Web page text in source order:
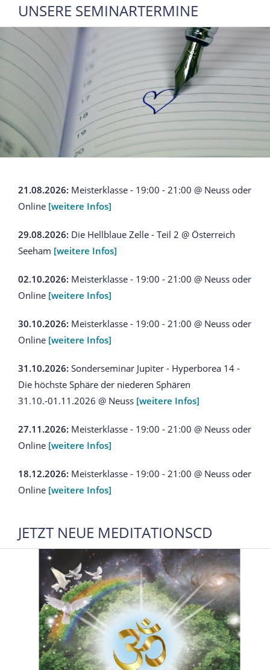
UNSERE SEMINARTERMINE
21.08.2026: Meisterklasse - 19:00 - 21:00 @ Neuss oder
Online [weitere Infos]
29.08.2026: Die Hellblaue Zelle - Teil 2 @ Österreich
Seeham [weitere Infos]
02.10.2026: Meisterklasse - 19:00 - 21:00 @ Neuss oder
Online [weitere Infos]
30.10.2026: Meisterklasse - 19:00 - 21:00 @ Neuss oder
Online [weitere Infos]
31.10.2026: Sonderseminar Jupiter - Hyperborea 14 -
Die höchste Sphäre der niederen Sphären
31.10.-01.11.2026 @ Neuss [weitere Infos]
27.11.2026: Meisterklasse - 19:00 - 21:00 @ Neuss oder
Online [weitere Infos]
18.12.2026: Meisterklasse - 19:00 - 21:00 @ Neuss oder
Online [weitere Infos]
JETZT NEUE MEDITATIONSCD